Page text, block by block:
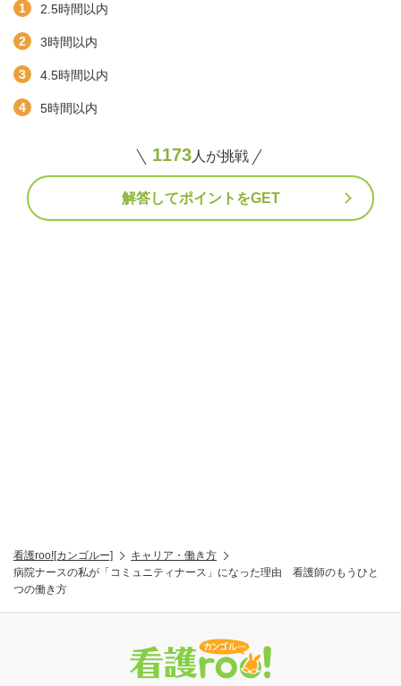
2.5時間以内
3時間以内
4.5時間以内
5時間以内
1173 人が挑戦
解答してポイントをGET
看護roo![カンゴルー]
キャリア・働き方
病院ナースの私が「コミュニティナース」になった理由 看護師のもうひと
つの働き方